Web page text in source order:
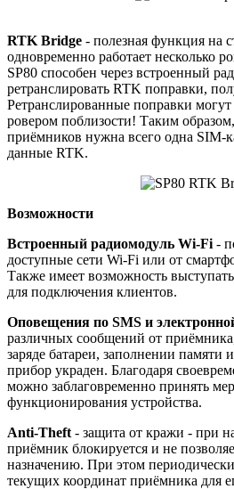
RTK Bridge - полезная функция на
одновременно работает несколько
SP80 способен через встроенный
ретранслировать RTK поправки,
Ретранслированные поправки
ровером поблизости! Таким
приёмников нужна всего одна SIM-
данные RTK.
Возможности
Встроенный радиомодуль Wi-Fi -
доступные сети Wi-Fi или от
Также имеет возможность
для подключения клиентов.
Оповещения по SMS и
различных сообщений от
заряде батареи, заполнении памяти
прибор украден. Благодаря
можно заблаговременно принять
функционирования устройства.
Anti-Theft - защита от кражи - при
приёмник блокируется и не
назначению. При этом
текущих координат приёмника для